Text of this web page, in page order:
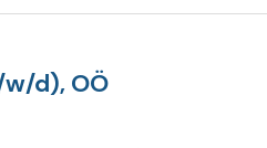
d), OÖ